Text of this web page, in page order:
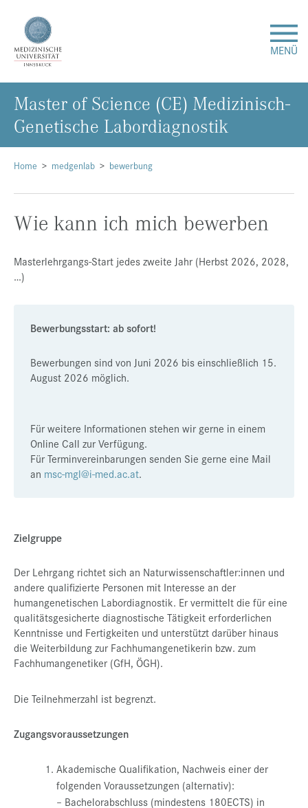
MENÜ
Forschung
Studium & Lehre
Über uns
Internationales
Presse
Kontakt
Service-Links
de |
Home medgenlab bewerbung
Wie kann ich mich bewerben
Masterlehrgangs-Start jedes zweite Jahr (Herbst 2026, 2028,
…)
Bewerbungsstart: ab sofort!
Bewerbungen sind von Juni 2026 bis einschließlich 15.
August 2026 möglich.
Für weitere Informationen stehen wir gerne in einem
Online Call zur Verfügung.
Für Terminvereinbarungen senden Sie gerne eine Mail
an msc-mgl@i-med.ac.at.
Zielgruppe
Der Lehrgang richtet sich an Naturwissenschaftler:innen und
andere qualifizierte Personen mit Interesse an der
humangenetischen Labordiagnostik. Er vermittelt die für eine
qualitätsgesicherte diagnostische Tätigkeit erforderlichen
Kenntnisse und Fertigkeiten und unterstützt darüber hinaus
die Weiterbildung zur Fachhumangenetikerin bzw. zum
Fachhumangenetiker (GfH, ÖGH).
Die Teilnehmerzahl ist begrenzt.
Zugangsvoraussetzungen
Akademische Qualifikation, Nachweis einer der
folgenden Voraussetzungen (alternativ):
– Bachelorabschluss (mindestens 180ECTS) in
Mas­ter of Sci­ence (CE) Me­di­zi­nisch-
Ge­ne­ti­sche La­bor­dia­gnos­tik